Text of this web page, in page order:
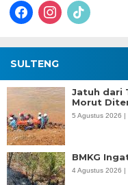
facebookinstagram
tiktok
SULTENG
Jatuh dari
Morut
5 Agustus 2026 |
BMKG
4 Agustus 2026 |